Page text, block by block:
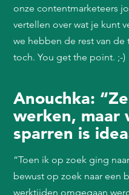
onze contentmarketeers
vertellen over wat je kunt
we hebben de rest van de
toch. You get the point. ;-)
Anouchka:
werken, maar
sparren is
“Toen ik op zoek ging
bewust op zoek naar een
werktijden omgegaan